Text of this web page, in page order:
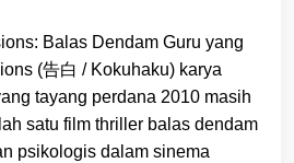
Balas Dendam Guru yang
(告白 / Kokuhaku) karya
tayang perdana 2010 masih
satu film thriller balas dendam
psikologis dalam sinema